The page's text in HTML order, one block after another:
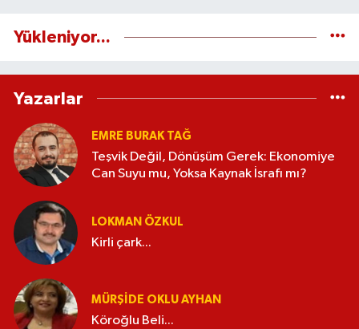
Yükleniyor...
Yazarlar
EMRE BURAK TAĞ
Teşvik Değil, Dönüşüm Gerek: Ekonomiye
Can Suyu mu, Yoksa Kaynak İsrafı mı?
LOKMAN ÖZKUL
Kirli çark...
MÜRŞIDE OKLU AYHAN
Köroğlu Beli...